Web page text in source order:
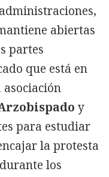
abiertas
partes
que está en
y
para estudiar
la protesta
los